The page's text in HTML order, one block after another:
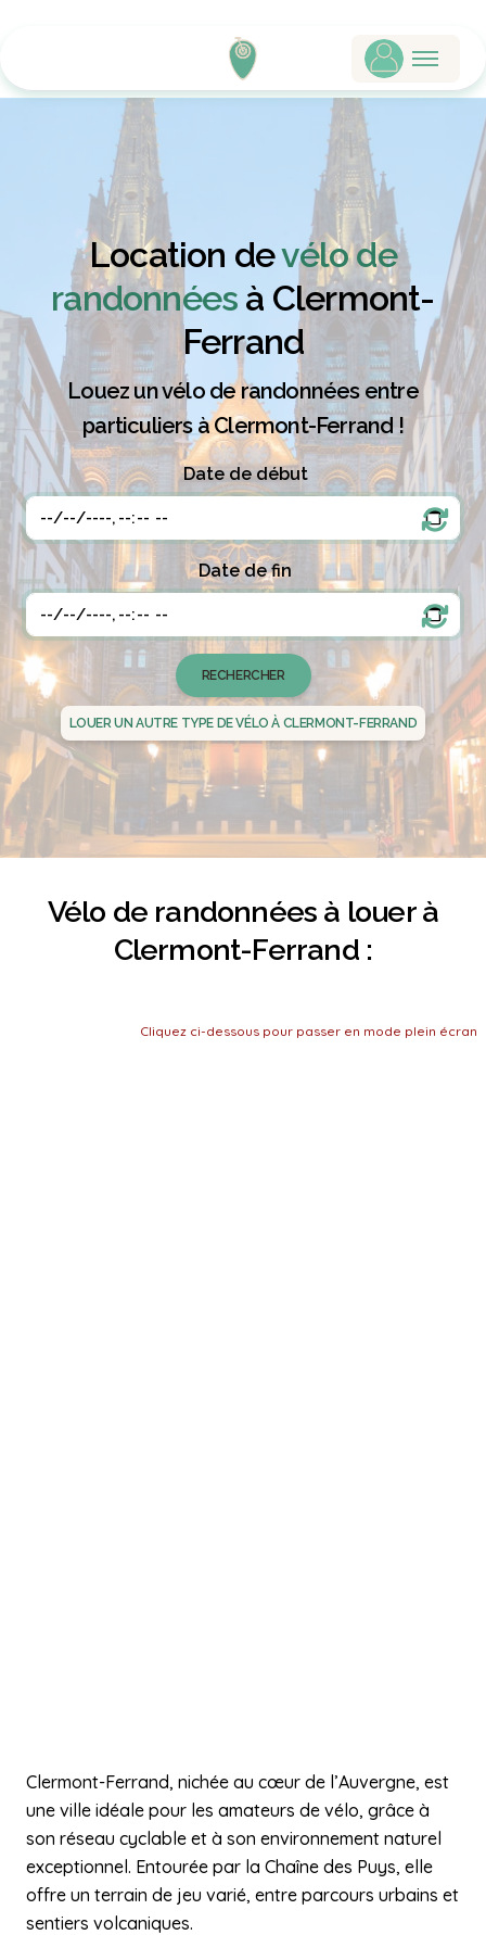
Location devélo de
randonnées à Clermont-
Ferrand
Louez un vélo de randonnées entre
particuliers à Clermont-Ferrand !
Date de début
Date de fin
LOUER UN AUTRE TYPE DE VÉLO À CLERMONT-FERRAND
Vélo de randonnées à louer à
Clermont-Ferrand :
Cliquez ci-dessous pour passer en mode plein écran
Clermont-Ferrand, nichée au cœur de l’Auvergne, est
une ville idéale pour les amateurs de vélo, grâce à
son réseau cyclable et à son environnement naturel
exceptionnel. Entourée par la Chaîne des Puys, elle
offre un terrain de jeu varié, entre parcours urbains et
sentiers volcaniques.